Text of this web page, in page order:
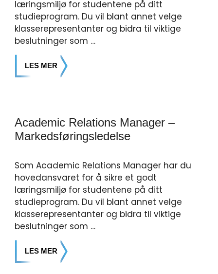
læringsmiljø for studentene på ditt
studieprogram. Du vil blant annet velge
klasserepresentanter og bidra til viktige
beslutninger som …
LES MER
Academic Relations Manager –
Markedsføringsledelse
Som Academic Relations Manager har du
hovedansvaret for å sikre et godt
læringsmiljø for studentene på ditt
studieprogram. Du vil blant annet velge
klasserepresentanter og bidra til viktige
beslutninger som …
LES MER